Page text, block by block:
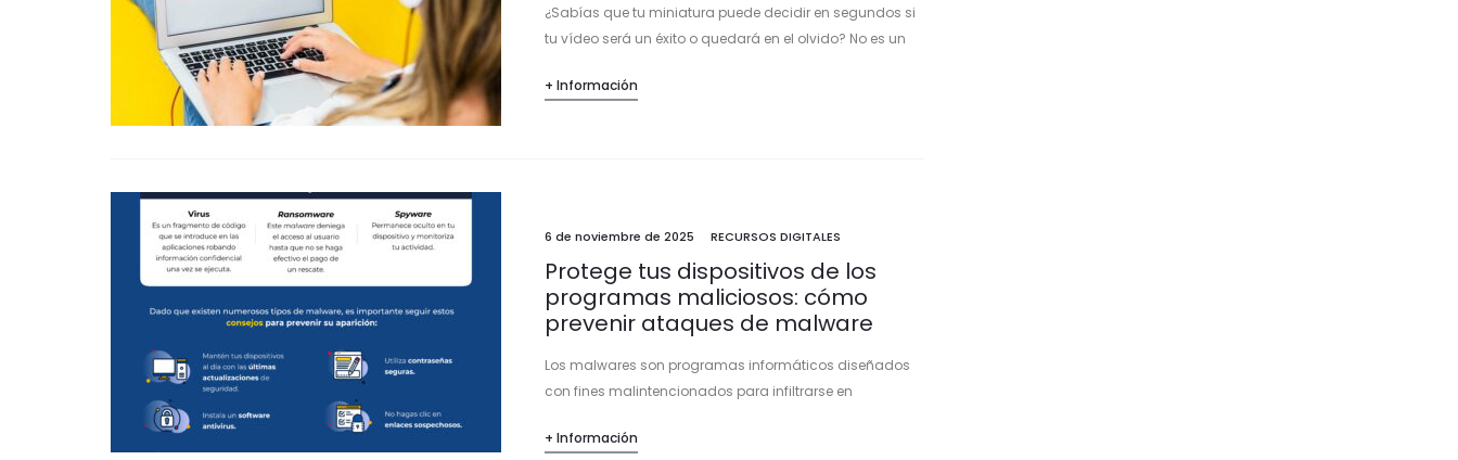
¿Sabías que tu miniatura puede decidir en segundos si
tu vídeo será un éxito o quedará en el olvido? No es un
+ Información
6 de noviembre de 2025 RECURSOS DIGITALES
Protege tus dispositivos de los
programas maliciosos: cómo
prevenir ataques de malware
Los malwares son programas informáticos diseñados
con fines malintencionados para infiltrarse en
daños, robar información o comprometer la seguridad
+ Información